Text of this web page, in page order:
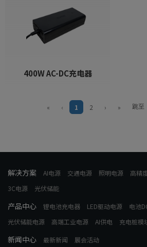
400W AC-DC充电器
« ‹ 1 2 › » 跳至
解决方案 AI电源 交通电源 照明电源 高精
3C电源
光伏储能
产品中心 锂电池充电器 LED驱动电源 电池
光伏储能电源
高端工业电源 AI供电 充电桩模
新闻中心 最新新闻 展会活动